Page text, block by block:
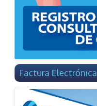
Factura Electrónica